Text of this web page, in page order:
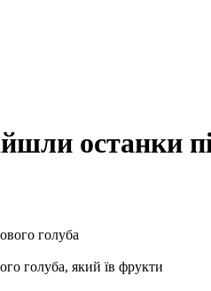
останки
голуба, який їв фрукти